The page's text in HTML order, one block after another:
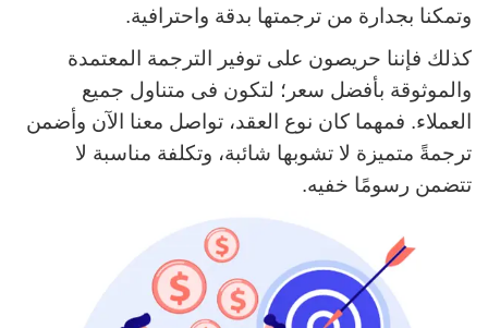
وتمكنا بجدارة من ترجمتها بدقة واحترافية.
كذلك فإننا حريصون على توفير الترجمة المعتمدة
والموثوقة بأفضل سعر؛ لتكون فى متناول جميع
العملاء. فمهما كان نوع العقد، تواصل معنا الآن وأضمن
ترجمةً متميزة لا تشوبها شائبة، وتكلفة مناسبة لا
تتضمن رسومًا خفيه.